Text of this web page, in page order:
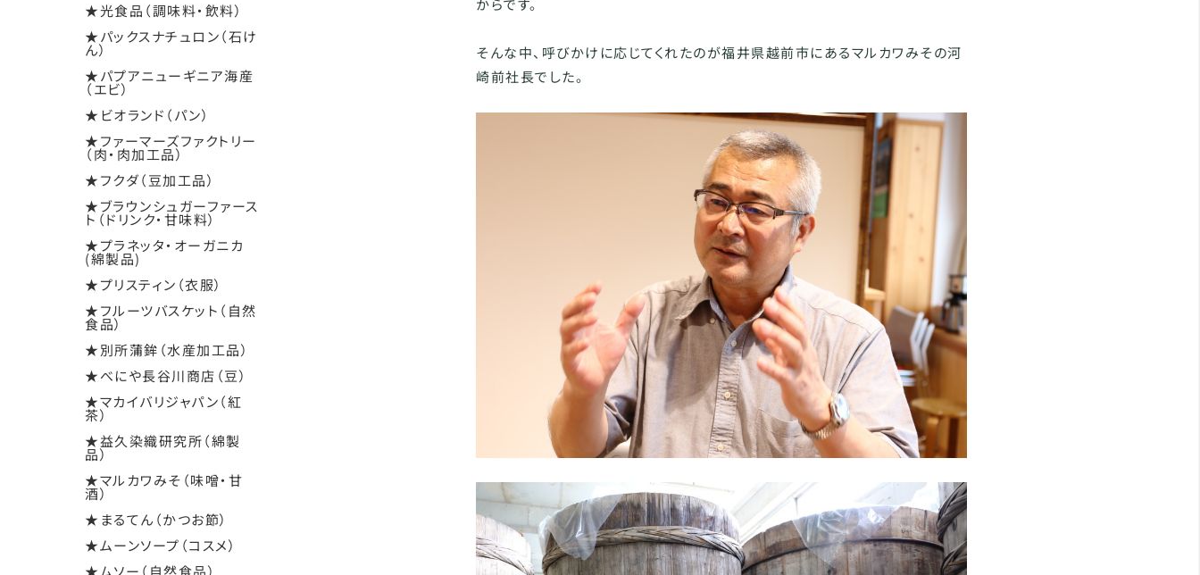
★光食品（調味料・飲料）
★パックスナチュロン（石け
ん）
★パプアニューギニア海産
（エビ）
★ビオランド（パン）
★ファーマーズファクトリー
（肉・肉加工品）
★フクダ（豆加工品）
★ブラウンシュガーファース
ト（ドリンク・甘味料）
★プラネッタ・オーガニカ
(綿製品)
★プリスティン（衣服）
★フルーツバスケット（自然
食品）
★別所蒲鉾（水産加工品）
★べにや長谷川商店（豆）
★マカイバリジャパン（紅
茶）
★益久染織研究所（綿製
品）
★マルカワみそ（味噌・甘
酒）
★まるてん（かつお節）
★ムーンソープ（コスメ）
★ムソー（自然食品）
からです。
そんな中、呼びかけに応じてくれたのが福井県越前市にあるマルカワみその河
崎前社長でした。